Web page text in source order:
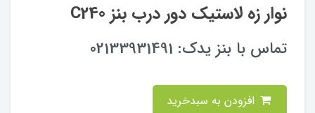
نوار زه لاستیک دور درب بنز C240
تماس با بنز یدک: 02133931491